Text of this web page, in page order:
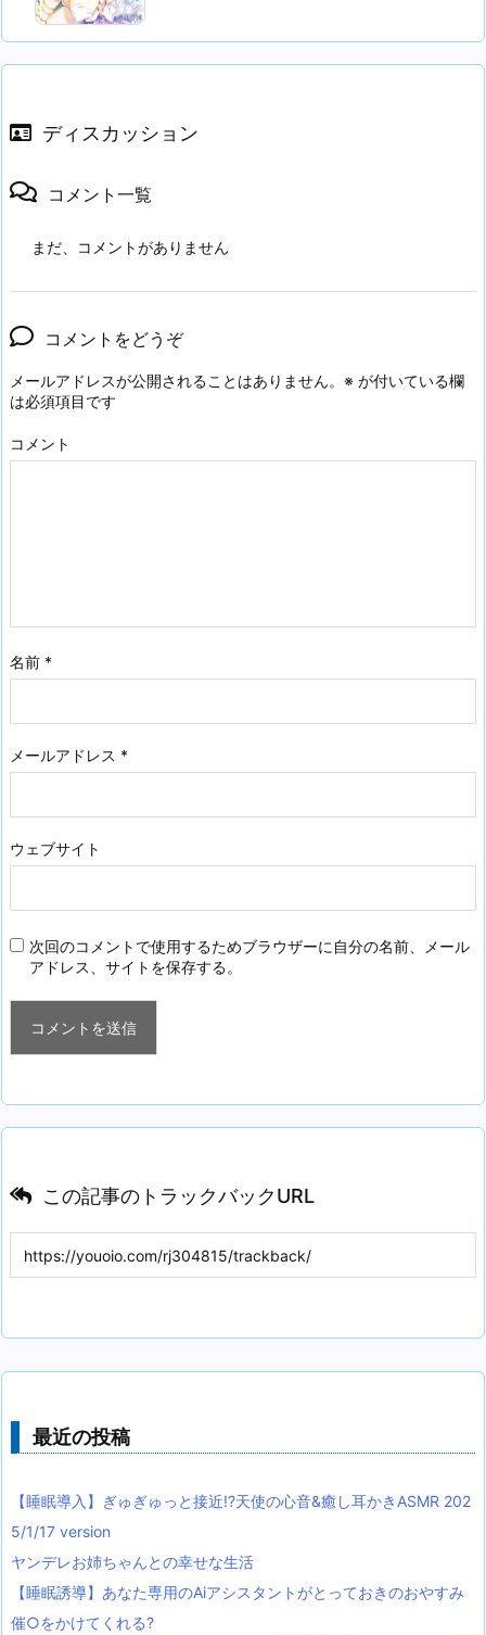
ディスカッション
コメント一覧
まだ、コメントがありません
コメントをどうぞ
メールアドレスが公開されることはありません。 ※ が付いている欄
は必須項目です
コメント
名前 *
メールアドレス *
ウェブサイト
次回のコメントで使用するためブラウザーに自分の名前、メール
アドレス、サイトを保存する。
この記事のトラックバックURL
最近の投稿
【睡眠導入】ぎゅぎゅっと接近!?天使の心音&癒し耳かきASMR 202
5/1/17 version
ヤンデレお姉ちゃんとの幸せな生活
【睡眠誘導】あなた専用のAiアシスタントがとっておきのおやすみ
催○をかけてくれる?